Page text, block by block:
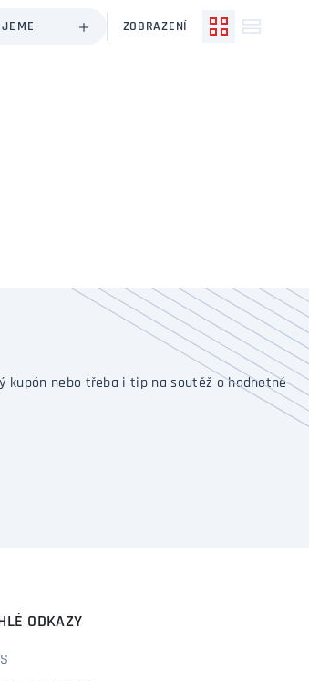
ZOBRAZENÍ
kupón nebo třeba i tip na soutěž o hodnotné
ODKAZY